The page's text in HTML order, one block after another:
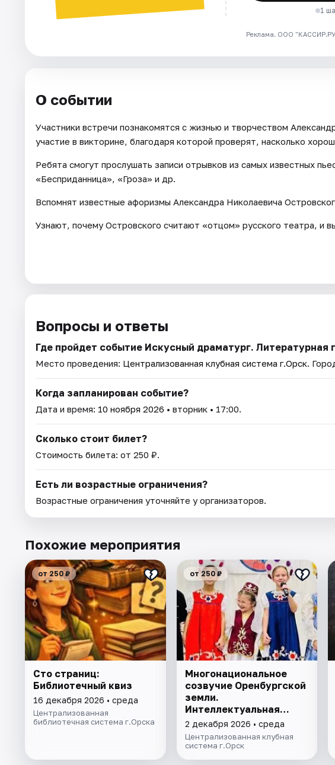
1
Реклама. ООО
О событии
Участники встречи познакомятся с жизнью и творчеством
участие в викторине, благодаря которой проверят, насколько
Ребята смогут прослушать записи отрывков из самых известных
«Бесприданница», «Гроза» и др.
Вспомнят известные афоризмы Александра Николаевича
Узнают, почему Островского считают «отцом» русского театра, и
Вопросы и ответы
Где пройдет событие Искусный драматург. Литературная
Место проведения: Централизованная клубная система г.Орск.
Когда запланирован событие?
Дата и время: 10 ноября 2026 • вторник • 17:00.
Сколько стоит билет?
Стоимость билета: от 250 ₽.
Есть ли возрастные ограничения?
Возрастные ограничения уточняйте у организаторов.
Похожие мероприятия
от 250 ₽
Сто страниц:
Библиотечный квиз
16 декабря 2026 • среда
Централизованная
библиотечная система г.Орска
от 250 ₽
Многонациональное
созвучие Оренбургской
земли.
Интеллектуальная
программа
2 декабря 2026 • среда
Централизованная клубная
система г.Орск